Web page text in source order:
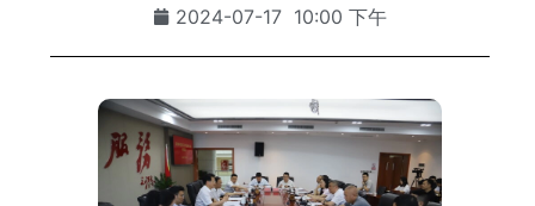
2024-07-17 10:00 下午